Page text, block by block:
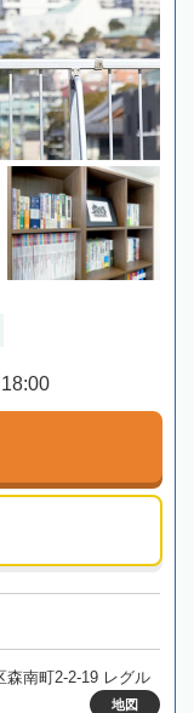
森南町2-2-19 レグル
地図